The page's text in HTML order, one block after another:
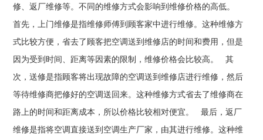
修、返厂维修等。不同的维修方式会影响到维修价格的高低。
首先，上门维修是指维修师傅到顾客家中进行维修。这种维修方
式比较方便，省去了顾客把空调送到维修店的时间和费用，但是
因为受到时间、距离等因素的限制，维修价格会比较高。 其
次，送修是指顾客将出现故障的空调送到维修店进行维修，然后
等待维修商把修好的空调送回来。这种维修方式省去了维修商在
路上的时间和距离成本，所以价格比较相对便宜。 最后，返厂
维修是指将空调直接送到空调生产厂家，由其进行维修。这种维